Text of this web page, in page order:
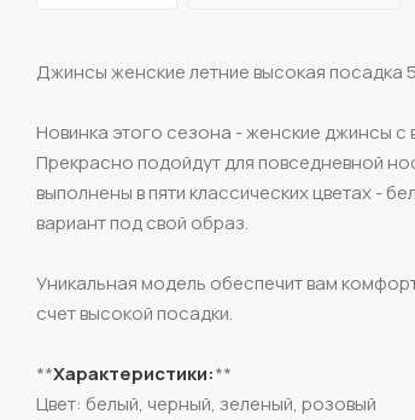
Джинсы женские летние высокая посадка
Новинка этого сезона - женские джинсы
Прекрасно подойдут для повседневной
выполнены в пяти классических цветах -
вариант под свой образ.
Уникальная модель обеспечит вам
счет высокой посадки.
**Характеристики:**
Цвет: белый, черный, зеленый, розовый